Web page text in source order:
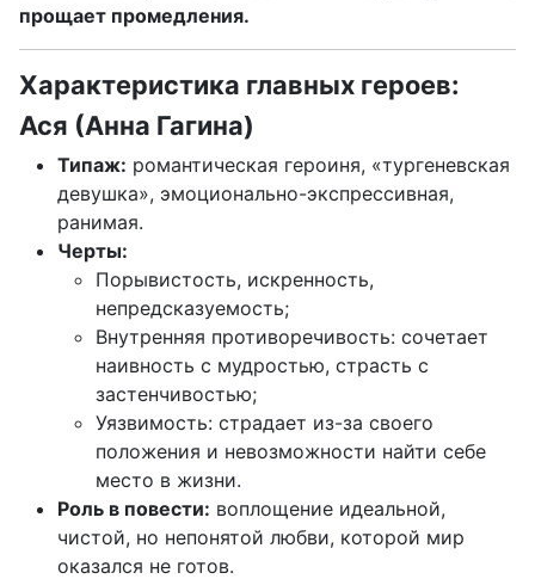
прощает промедления.
Характеристика главных героев:
Ася (Анна Гагина)
Типаж: романтическая героиня, «тургеневская
девушка», эмоционально-экспрессивная,
ранимая.
Черты:
Порывистость, искренность,
непредсказуемость;
Внутренняя противоречивость: сочетает
наивность с мудростью, страсть с
застенчивостью;
Уязвимость: страдает из-за своего
положения и невозможности найти себе
место в жизни.
Роль в повести: воплощение идеальной,
чистой, но непонятой любви, которой мир
оказался не готов.